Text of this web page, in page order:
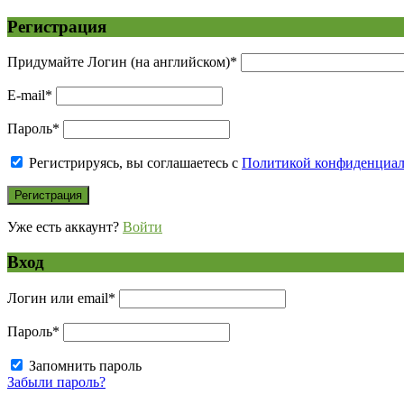
Регистрация
Придумайте Логин (на английском)*
E-mail*
Пароль*
Регистрируясь, вы соглашаетесь с Политикой
Уже есть аккаунт? Войти
Вход
Логин или email*
Пароль*
Запомнить пароль
Забыли пароль?